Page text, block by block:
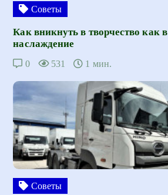
Советы
Как вникнуть в творчество как в
наслаждение
0 531 1 мин.
Советы